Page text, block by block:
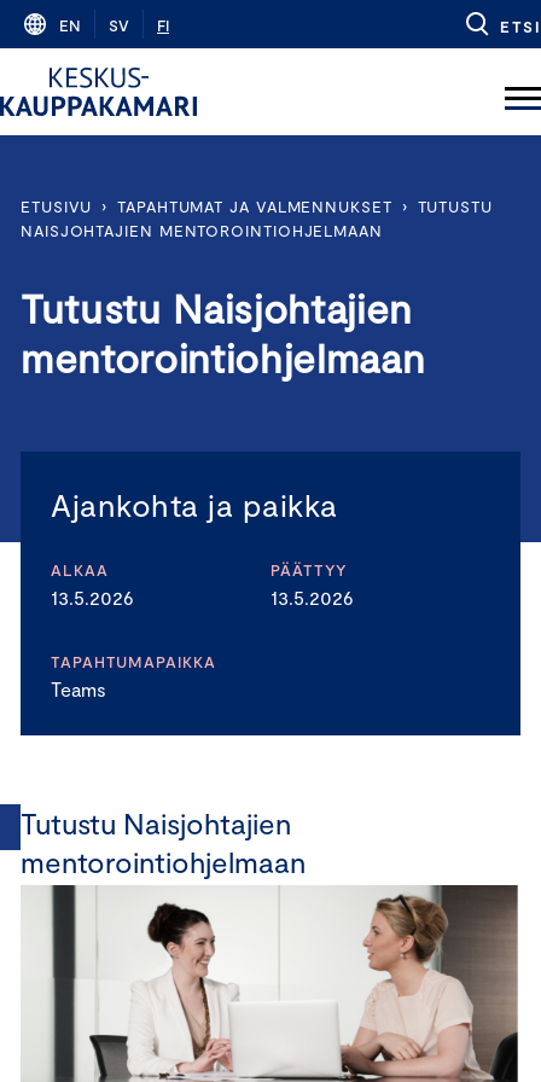
Skip
content
EN SV FI ETSI
ETUSIVU › TAPAHTUMAT JA VALMENNUKSET › TUTUSTU
NAISJOHTAJIEN MENTOROINTIOHJELMAAN
Tutustu Naisjohtajien
mentorointiohjelmaan
Ajankohta ja paikka
ALKAA
13.5.2026
PÄÄTTYY
13.5.2026
TAPAHTUMAPAIKKA
Teams
Tutustu Naisjohtajien
mentorointiohjelmaan